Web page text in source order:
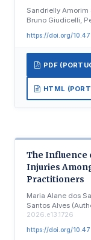
Sandrielly Amorim
Bruno Giudicelli,
https://doi.org/
PDF
HTML
The Influence
Injuries
Practitioners
Maria Alane dos
Santos Alves
2026.e13.1726
https://doi.org/